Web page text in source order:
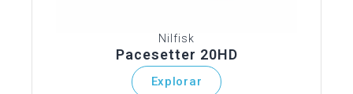
Nilfisk
Pacesetter 20HD
Explorar